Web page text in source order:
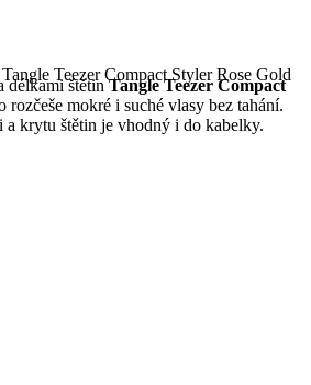
Teezer Compact Styler Rose Gold
délkami štětinTangle Teezer Compact
rozčeše mokré i suché vlasy bez tahání.
krytu štětin je vhodný i do kabelky.